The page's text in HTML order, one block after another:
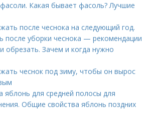
Какая бывает фасоль? Лучшие
после чеснока на следующий год.
после уборки чеснока — рекомендации
обрезать. Зачем и когда нужно
чеснок под зиму, чтобы он вырос
яблонь для средней полосы для
Общие свойства яблонь поздних